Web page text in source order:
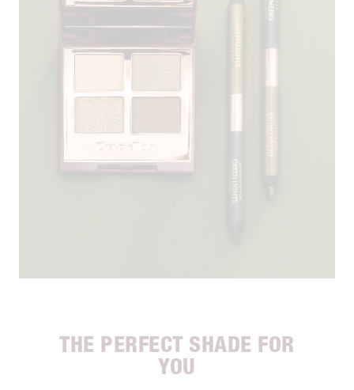
THE PERFECT SHADE FOR
YOU